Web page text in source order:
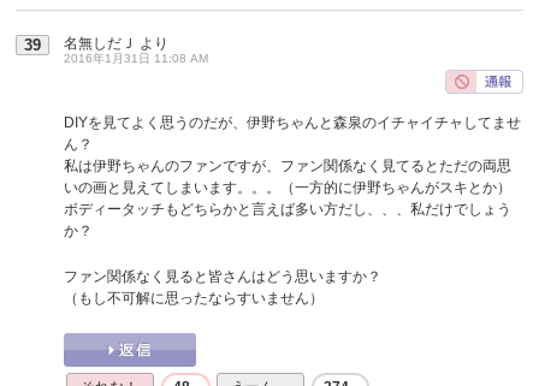
39 名無しだＪ より
2016年1月31日 11:08 AM
DIYを見てよく思うのだが、伊野ちゃんと森泉のイチャイチャしてませ
ん？
私は伊野ちゃんのファンですが、ファン関係なく見てるとただの両思
いの画と見えてしまいます。。。（一方的に伊野ちゃんがスキとか）
ボディータッチもどちらかと言えば多い方だし、、、私だけでしょう
か？
ファン関係なく見ると皆さんはどう思いますか？
（もし不可解に思ったならすいません）